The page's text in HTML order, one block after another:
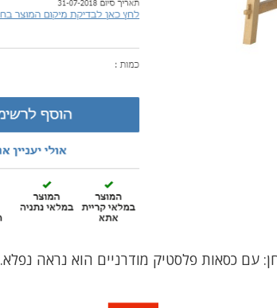
עם כסאות פלסטיק מודרניים הוא נראה נפלא.